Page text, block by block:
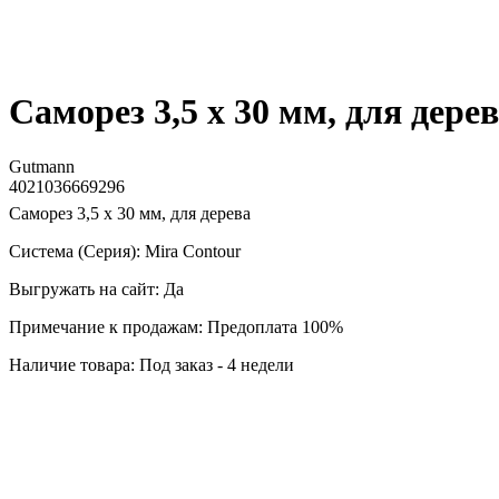
Саморез 3,5 x 30 мм, для
Gutmann
4021036669296
Саморез 3,5 x 30 мм, для дерева
Система (Серия): Mira Contour
Выгружать на сайт: Да
Примечание к продажам: Предоплата 100%
Наличие товара: Под заказ - 4 недели